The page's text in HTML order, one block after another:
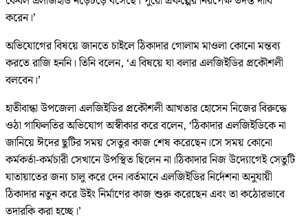
করেন।’
অভিযোগের বিষয়ে জানতে চাইলে ঠিকাদার গোলাম মাওলা কোনো মন্তব্য
করতে রাজি হননি। তিনি বলেন, ‘এ বিষয়ে যা বলার এলজিইডির প্রকৌশলী
বলবেন।’
হাতীবান্ধা উপজেলা এলজিইডির প্রকৌশলী আখতার হোসেন নিজের বিরুদ্ধে
ওঠা গাফিলতির অভিযোগ অস্বীকার করে বলেন, ‘ঠিকাদার এলজিইডিকে না
জানিয়ে ঈদের ছুটির সময় সেতুর কাজ শেষ করেছেন।​সে সময় কোনো
কর্মকর্তা-কর্মচারী সেখানে উপস্থিত ছিলেন না।​ঠিকাদার নিজ উদ্যোগেই সেতুটি
যাতায়াতের জন্য চালু করে দেন।​বর্তমানে এলজিইডির নির্দেশনা অনুযায়ী
ঠিকাদার নতুন করে উইং নির্মাণের কাজ শুরু করেছেন এবং তা কঠোরভাবে
তদারকি করা হচ্ছে।’